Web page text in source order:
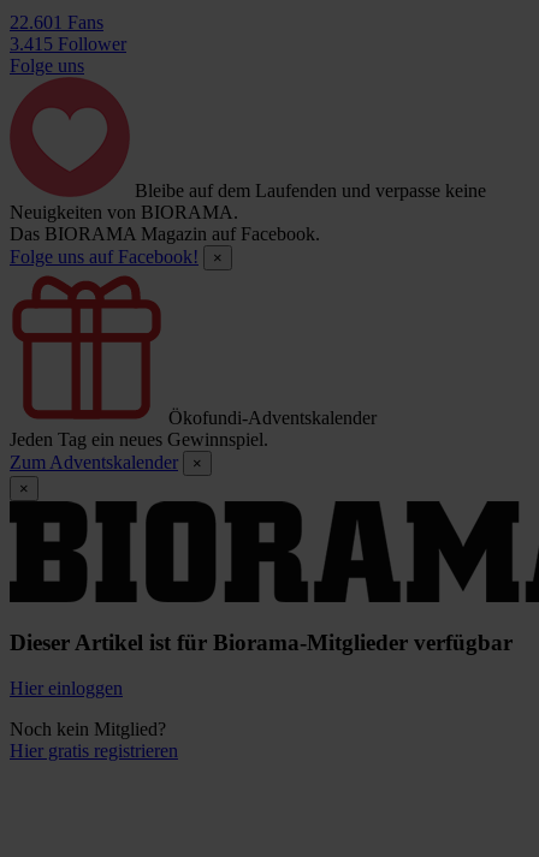
22.601 Fans
3.415 Follower
Folge uns
Bleibe auf dem Laufenden und verpasse keine
Neuigkeiten von BIORAMA.
Das BIORAMA Magazin auf Facebook.
Folge uns auf Facebook!
×
Ökofundi-Adventskalender
Jeden Tag ein neues Gewinnspiel.
Zum Adventskalender
×
×
Dieser Artikel ist für Biorama-Mitglieder verfügbar
Hier einloggen
Noch kein Mitglied?
Hier gratis registrieren